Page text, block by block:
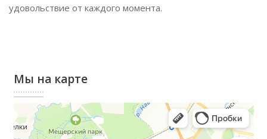
удовольствие от каждого момента.
Мы на карте